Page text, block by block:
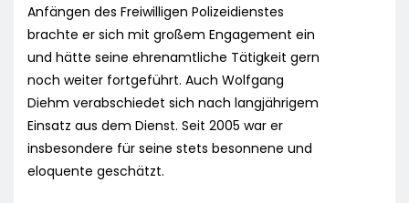
Anfängen des Freiwilligen Polizeidienstes
brachte er sich mit großem Engagement ein
und hätte seine ehrenamtliche Tätigkeit gern
noch weiter fortgeführt. Auch Wolfgang
Diehm verabschiedet sich nach langjährigem
Einsatz aus dem Dienst. Seit 2005 war er
insbesondere für seine stets besonnene und
eloquente geschätzt.